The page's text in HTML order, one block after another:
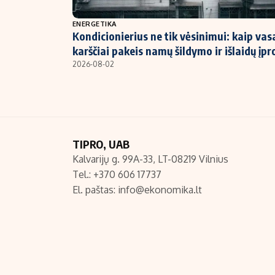
NT ir statybos
ENERGETIKA
Kondicionierius ne tik vėsinimui: kaip
karščiai pakeis namų šildymo ir išlaidų
2026-08-02
TIPRO, UAB
Kalvarijų g. 99A-33, LT-08219 Vilnius
Tel.: +370 606 17737
El. paštas: info@ekonomika.lt